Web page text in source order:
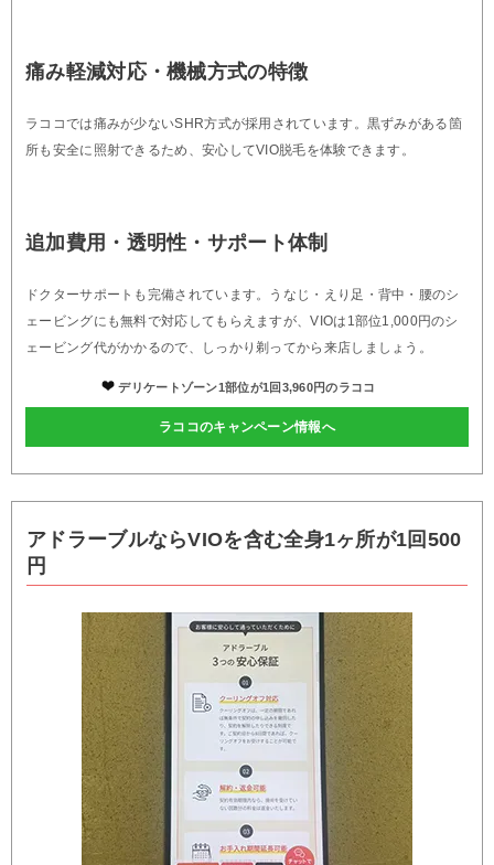
痛み軽減対応・機械方式の特徴
ラココでは痛みが少ないSHR方式が採用されています。黒ずみがある箇
所も安全に照射できるため、安心してVIO脱毛を体験できます。
追加費用・透明性・サポート体制
ドクターサポートも完備されています。うなじ・えり足・背中・腰のシ
ェービングにも無料で対応してもらえますが、VIOは1部位1,000円のシ
ェービング代がかかるので、しっかり剃ってから来店しましょう。
デリケートゾーン1部位が1回3,960円のラココ
ラココのキャンペーン情報へ
アドラーブルならVIOを含む全身1ヶ所が1回500
円